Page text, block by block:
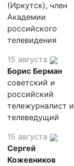
(Иркутск), член
Академии
российского
телевидения
15 августа
Борис Берман
советский и
российский
тележурналист и
телеведущий
15 августа
Сергей
Кожевников